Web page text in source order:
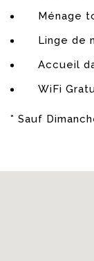
Climatisation –
Télévision –
Ménage
Linge de
Accueil
WiFi
* Sauf